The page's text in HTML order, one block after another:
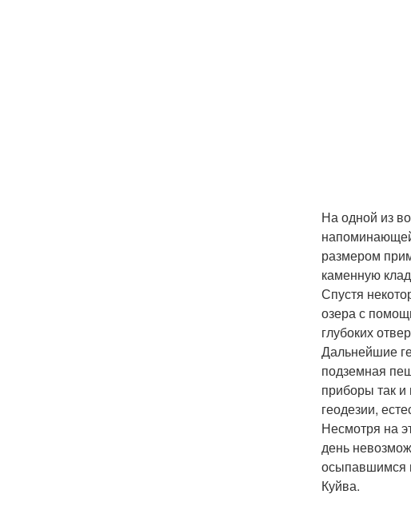
На одной из
размером
каменную
Спустя
озера с
глубоких
Дальнейшие
подземная
приборы так и
геодезии,
Несмотря на
день
осыпавшимся
Куйва.